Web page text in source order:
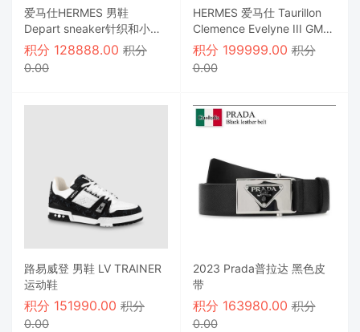
爱马仕HERMES 男鞋
Depart sneaker针织和小牛
皮运动鞋，浅色鞋底打造现
代运动外观
积分 128888.00 积分
0.00
HERMES 爱马仕 Taurillon
Clemence Evelyne III GM
蓝色牛仔裤
积分 199999.00积分
0.00
路易威登 男鞋 LV TRAINER
运动鞋
积分 151990.00 积分
0.00
2023 Prada普拉达 黑色皮
带
积分 163980.00积分
0.00